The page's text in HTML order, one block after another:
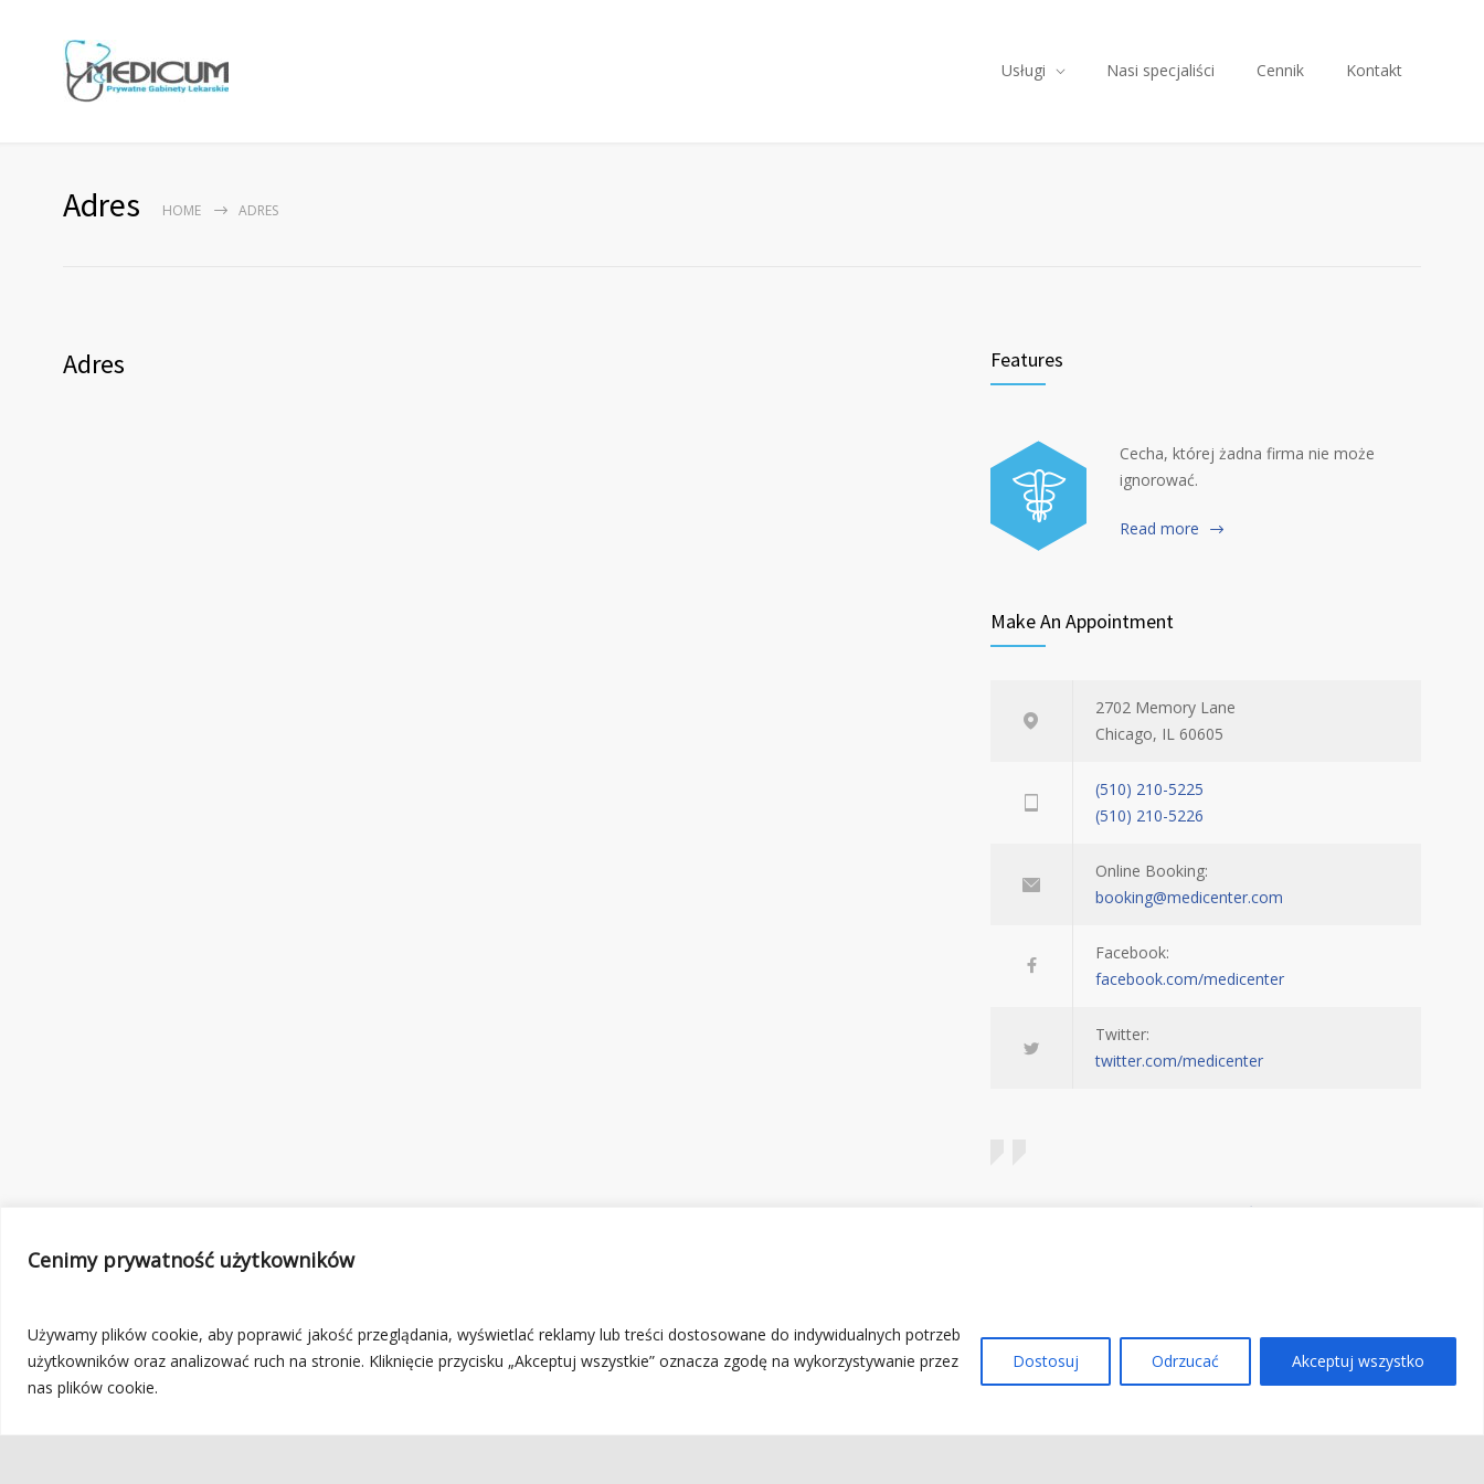
Cenimy prywatność użytkowników
Używamy plików cookie, aby poprawić jakość przeglądania, wyświetlać reklamy lub treści dostosowane do indywidualnych potrzeb
użytkowników oraz analizować ruch na stronie. Kliknięcie przycisku „Akceptuj wszystkie” oznacza zgodę na wykorzystywanie przez
nas plików cookie.
Dostosuj Odrzucać Akceptuj wszystko
Usługi Nasi specjaliści Cennik Kontakt
Adres HOME ADRES
Adres Features
Cecha, której żadna firma nie może
ignorować.
Read more
Make An Appointment
2702 Memory Lane
Chicago, IL 60605
(510) 210-5225
(510) 210-5226
Online Booking:
booking@medicenter.com
Facebook:
facebook.com/medicenter
Twitter:
twitter.com/medicenter
Being in control of your life and having realistic